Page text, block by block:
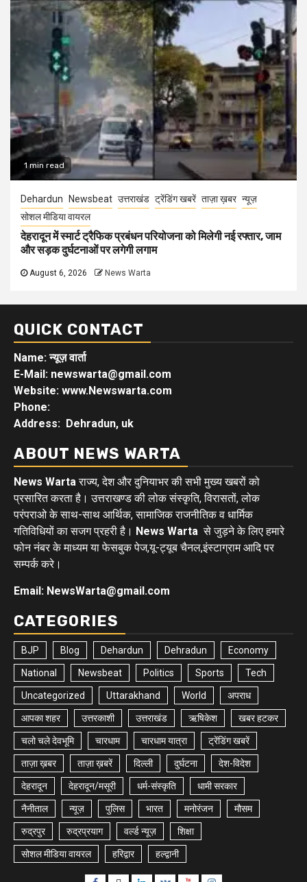
1 min read
Dehardun Newsbeat उत्तराखंड ट्रेंडिंग खबरें ताज़ा ख़बर न्यूज़
सोशल मीडिया वायरल
देहरादून में स्मार्ट ट्रैफिक प्रबंधन परियोजना को मिलेगी नई रफ्तार, जाम
और सड़क दुर्घटनाओं पर लगेगी लगाम
August 6, 2026 News Warta
QUICK CONTACT
Name: न्यूज़ वार्ता
E-Mail: newswarta@gmail.com
Website: www.Newswarta.com
Phone:
Address: Dehradun, uk
ABOUT NEWS WARTA
News Wartaराज्य, देश और दुनियाभर की सभी मुख्य खबरों को
प्रसारित करता है। उत्तराखण्ड की लोक संस्कृति, विरासतों, लोक
परंपराओ के साथ-साथ आर्थिक, सामाजिक राजनीतिक व धार्मिक
गतिविधियों का सजग प्रहरी है। News Warta से जुड़ने के लिए हमारे
फोन नंबर के माध्यम या फेसबुक पेज,यू-ट्यूब चैनल,इंस्टाग्राम आदि पर
सम्पर्क करे।
Email: NewsWarta@gmail.com
CATEGORIES
BJP Blog Dehardun Dehradun Economy
National Newsbeat Politics Sports Tech
Uncategorized Uttarakhand World अपराध
आपका शहर उत्तरकाशी उत्तराखंड ऋषिकेश खबर हटकर
चलो चले देवभूमि चारधाम चारधाम यात्रा ट्रेंडिंग खबरें
ताज़ा ख़बर ताज़ा ख़बरें दिल्ली दुर्घटना देश-विदेश
देहरादून देहरादून/मसूरी धर्म-संस्कृति धामी सरकार
नैनीताल न्यूज़ पुलिस भारत मनोरंजन मौसम
रुद्रपुर रुद्रप्रयाग वर्ल्ड न्यूज़ शिक्षा
सोशल मीडिया वायरल हरिद्वार हल्द्वानी